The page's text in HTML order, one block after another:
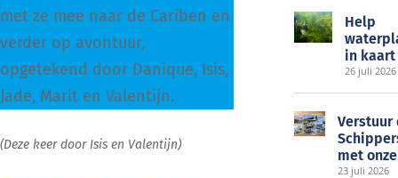
met ze mee naar de Cariben en
verder op avontuur,
opgetekend door Danique, Isis,
Jade, Marit en Valentijn.
(Deze keer door Isis en Valentijn)
Help
in
26 juli 2026
Verstuur
met
23 juli 2026